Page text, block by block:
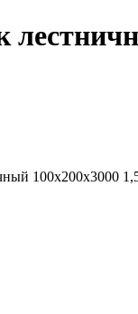
100х200х3000